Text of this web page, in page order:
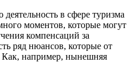
в сфере туризма
моментов, которые могут
компенсаций за
ряд нюансов, которые от
Как, например, нынешняя